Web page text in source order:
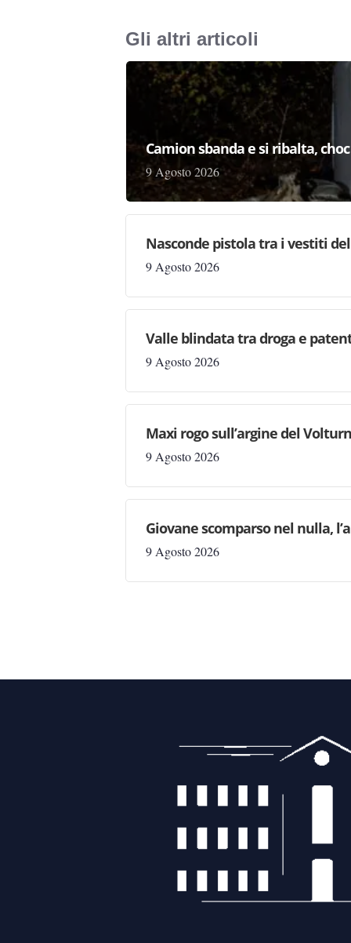
Gli altri articoli
Camion sbanda e si ribalta,
9 Agosto 2026
Nasconde pistola tra i vestiti
9 Agosto 2026
Valle blindata tra droga e
9 Agosto 2026
Maxi rogo sull’argine del
9 Agosto 2026
Giovane scomparso nel nulla,
9 Agosto 2026